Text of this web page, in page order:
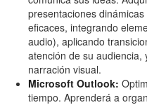
presentaciones
eficaces, integrando
audio), aplicando
atención de su audiencia,
narración visual.
Microsoft Outlook:
tiempo. Aprenderá a